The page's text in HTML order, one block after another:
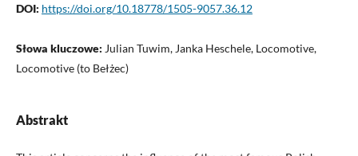
DOI: https://doi.org/10.18778/1505-9057.36.12
Słowa kluczowe: Julian Tuwim, Janka Heschele, Locomotive,
Locomotive (to Bełżec)
Abstrakt